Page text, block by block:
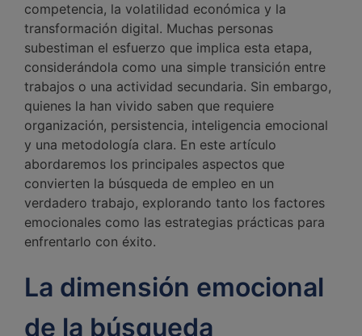
competencia, la volatilidad económica y la
transformación digital. Muchas personas
subestiman el esfuerzo que implica esta etapa,
considerándola como una simple transición entre
trabajos o una actividad secundaria. Sin embargo,
quienes la han vivido saben que requiere
organización, persistencia, inteligencia emocional
y una metodología clara. En este artículo
abordaremos los principales aspectos que
convierten la búsqueda de empleo en un
verdadero trabajo, explorando tanto los factores
emocionales como las estrategias prácticas para
enfrentarlo con éxito.
La dimensión emocional
de la búsqueda